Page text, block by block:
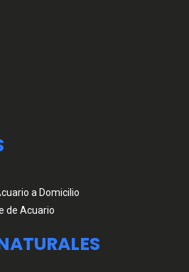
a Domicilio
de Acuario